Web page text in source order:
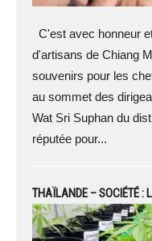
C'est avec honneur
d'artisans de Chiang
souvenirs pour les
au sommet des
Wat Sri Suphan du
réputée pour...
THAÏLANDE – SOCIÉTÉ